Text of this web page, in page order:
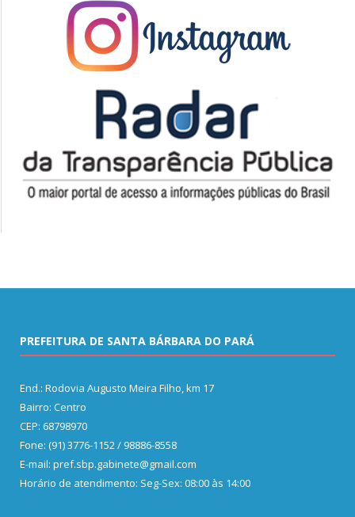
PREFEITURA DE SANTA BÁRBARA DO PARÁ
End.: Rodovia Augusto Meira Filho, km 17
Bairro: Centro
CEP: 68798970
Fone: (91) 3776-1152 / 98886-8558
E-mail: pref.sbp.gabinete@gmail.com
Horário de atendimento: Seg-Sex: 08:00 às 14:00